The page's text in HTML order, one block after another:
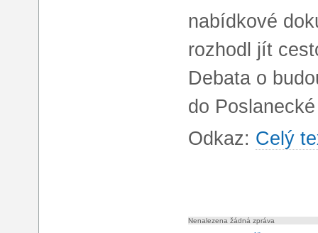
nabídkové
rozhodl jít
Debata o
do
Odkaz: Celý
Nenalezena žádná zpráva